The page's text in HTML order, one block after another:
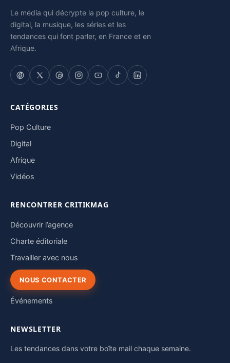
Le média qui décrypte la pop culture, le
digital, la musique, les séries et les
tendances qui font parler, en France et en
Afrique.
CATÉGORIES
Pop Culture
Digital
Afrique
Vidéos
RENCONTRER CRITIKMAG
Découvrir l’agence
Charte éditoriale
Travailler avec nous
NOUS CONTACTER
Événements
NEWSLETTER
Les tendances dans votre boîte mail chaque semaine.